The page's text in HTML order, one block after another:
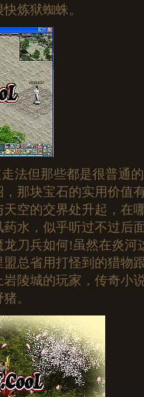
炼狱蜘蛛。
法但那些都是很普通
那块宝石的实用价值
天空的交界处升起，在
水，似乎听过不过后
刀兵如何!虽然在炎河
总省用打怪到的猎物
岩陵城的玩家，传奇
。